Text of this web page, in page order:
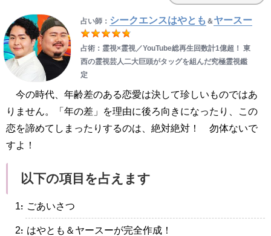
占い師： シークエンスはやとも ＆ヤースー
占術：霊視×霊視／YouTube総再生回数計1億超！ 東
西の霊視芸人二大巨頭がタッグを組んだ究極霊視鑑
定
今の時代、年齢差のある恋愛は決して珍しいものではあ
りません。「年の差」を理由に後ろ向きになったり、この
恋を諦めてしまったりするのは、絶対絶対！ 勿体ないで
すよ！
以下の項目を占えます
・ごあいさつ
・はやとも＆ヤースーが完全作成！